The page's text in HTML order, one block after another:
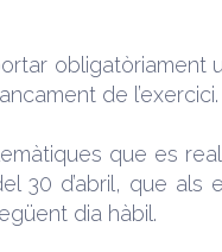
obligatòriament
de
que es
30 d’abril, que als
dia hàbil.